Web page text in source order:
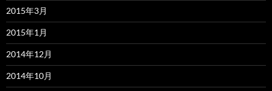
2015年3月
2015年1月
2014年12月
2014年10月